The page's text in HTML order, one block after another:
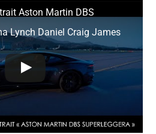
Aston Martin DBS
Lynch Daniel Craig James